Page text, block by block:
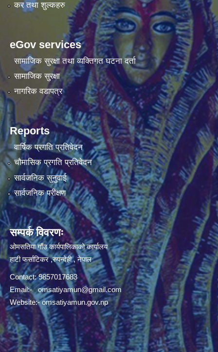
कर तथा शुल्कहरु
eGov services
सामाजिक सुरक्षा तथा व्यक्तिगत घटना दर्ता
सामाजिक सुरक्षा
नागरिक वडापत्र
Reports
वार्षिक प्रगति प्रतिवेदन
चौमासिक प्रगति प्रतिवेदन
सार्वजनिक सुनुवाई
सार्वजनिक परीक्षण
सम्पर्क विवरणः
ओमसतिया गाँउ कार्यपालिकाको कार्यालय
हाटी फर्साटिकर ,रुपन्देही , नेपाल
Contact: 9857017683
Email:-omsatiyamun@gmail.com
Website:- omsatiyamun.gov.np